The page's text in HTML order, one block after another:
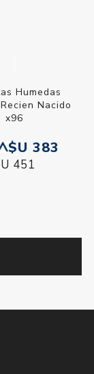
Humedas
Nacido
x96
$U 383
451